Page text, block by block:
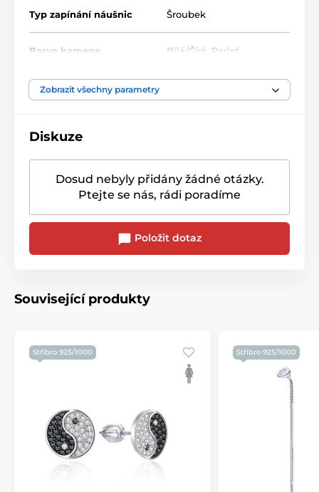
Typ zapínání náušnic Šroubek
Barva kamene Bílá/Čirá Perleť
Zobrazit všechny parametry
Diskuze
Dosud nebyly přidány žádné otázky.
Ptejte se nás, rádi poradíme
Položit dotaz
Související produkty
Stříbro 925/1000 Stříbro 925/1000